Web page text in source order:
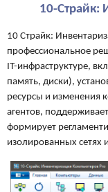
10-Страйк:
10 Страйк:
профессиональное
IT-инфраструктуре,
память, диски),
ресурсы и изменения
агентов,
формирует
изолированных сетях